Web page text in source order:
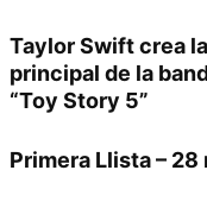
Taylor Swift crea
principal de la
“Toy Story 5”
Primera Llista – 28